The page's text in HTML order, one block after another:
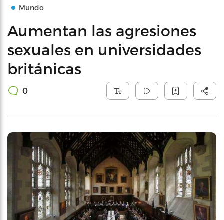
Mundo
Aumentan las agresiones
sexuales en universidades
británicas
0